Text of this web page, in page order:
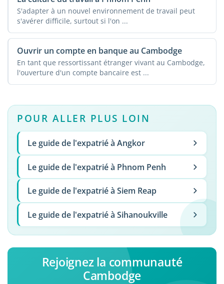
S'adapter à un nouvel environnement de travail peut
s'avérer difficile, surtout si l'on ...
Ouvrir un compte en banque au Cambodge
En tant que ressortissant étranger vivant au Cambodge,
l'ouverture d'un compte bancaire est ...
POUR ALLER PLUS LOIN
Le guide de l'expatrié à Angkor
Le guide de l'expatrié à Phnom Penh
Le guide de l'expatrié à Siem Reap
Le guide de l'expatrié à Sihanoukville
Rejoignez la communauté
Cambodge